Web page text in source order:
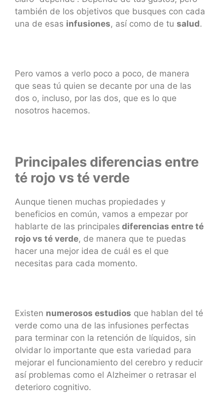
también de los objetivos que busques con cada
una de esas infusiones, así como de tu salud.
Pero vamos a verlo poco a poco, de manera
que seas tú quien se decante por una de las
dos o, incluso, por las dos, que es lo que
nosotros hacemos.
Principales diferencias entre
té rojo vs té verde
Aunque tienen muchas propiedades y
beneficios en común, vamos a empezar por
hablarte de las principales diferencias entre té
rojo vs té verde, de manera que te puedas
hacer una mejor idea de cuál es el que
necesitas para cada momento.
Existen numerosos estudios que hablan del té
verde como una de las infusiones perfectas
para terminar con la retención de líquidos, sin
olvidar lo importante que esta variedad para
mejorar el funcionamiento del cerebro y reducir
así problemas como el Alzheimer o retrasar el
deterioro cognitivo.